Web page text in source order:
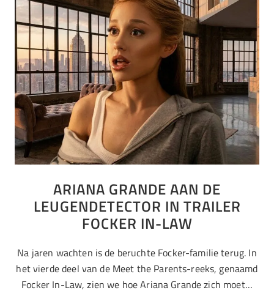
ARIANA GRANDE AAN DE
LEUGENDETECTOR IN TRAILER
FOCKER IN-LAW
Na jaren wachten is de beruchte Focker-familie terug. In
het vierde deel van de Meet the Parents-reeks, genaamd
Focker In-Law, zien we hoe Ariana Grande zich moet…